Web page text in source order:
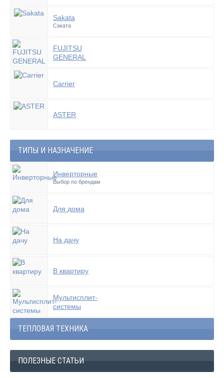
Sakata
Саката
FUJITSU
GENERAL
Carrier
ASTER
ТИПЫ И НАЗНАЧЕНИЕ
Инверторные
Выбор по брендам
Для дома
На дачу
В квартиру
Мультисплит-
системы
ТЕПЛОВАЯ ТЕХНИКА
ПОЛЕЗНЫЕ СТАТЬИ